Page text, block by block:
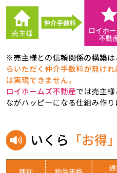
※売主様との信頼関係の構築は
らいただく仲介手数料が無け
は実現できません。
ロイホームズ不動産では売主
ながハッピーになる仕組み作り